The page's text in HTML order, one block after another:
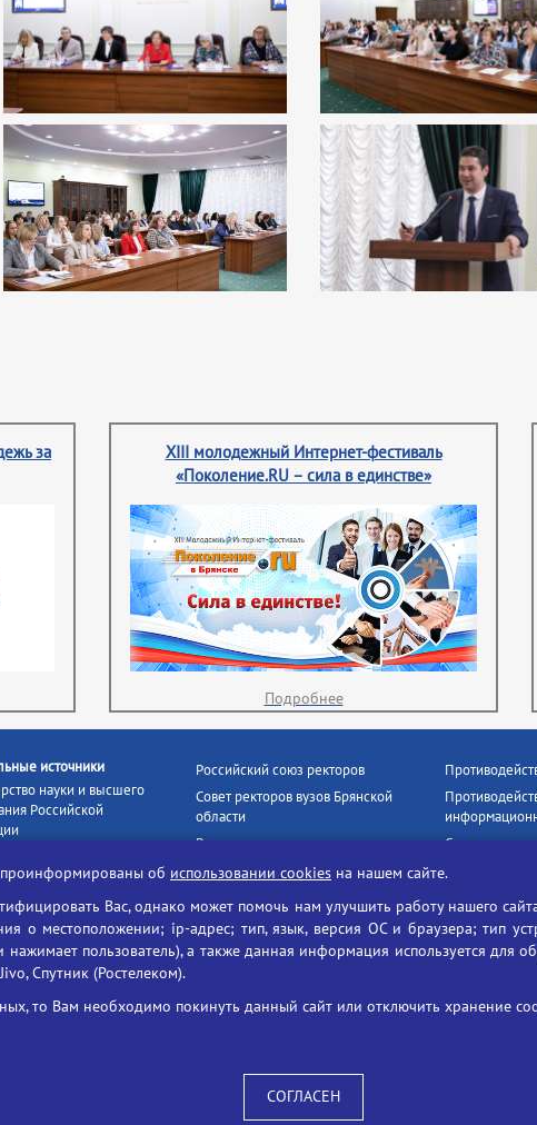
за
XIII молодежный Интернет-фестиваль
«Поколение.RU – сила в единстве»
Подробнее
источники
науки и высшего
Российской
информационных
цифровых
ресурсов
Российский союз ректоров
Совет ректоров вузов Брянской
области
Росстудцентр
Наши партнёры
Портал «Русский язык»
Учительская газета
Единый портал государственных
Социальные
БГУ против
об использовании cookies на нашем сайте.
Вас, однако может помочь нам улучшить работу нашего
о местоположении; ip-адрес; тип, язык, версия ОС и браузера; тип
пользователь), а также данная информация используется для
Спутник (Ростелеком).
то Вам необходимо покинуть данный сайт или отключить хранение
СОГЛАСЕН